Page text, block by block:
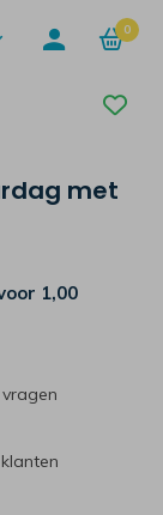
0
met
1,00